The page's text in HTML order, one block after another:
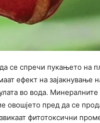
се спречи пукањето на
ефект на зајакнување
во вода. Минералните
овошјето пред да се
фитотоксични